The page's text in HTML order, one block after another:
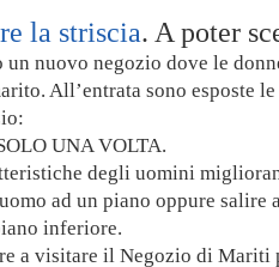
la striscia. A poter
un nuovo negozio dove le
All’entrata sono esposte
UNA VOLTA.
degli uomini
ad un piano oppure salire
inferiore.
a visitare il Negozio di Mariti